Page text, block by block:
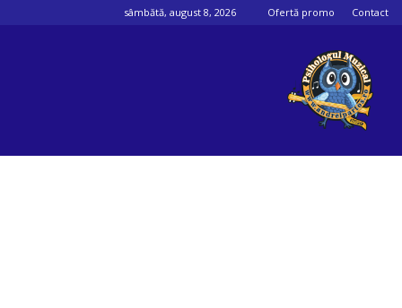
sâmbătă, august 8, 2026 Ofertă promo Contact